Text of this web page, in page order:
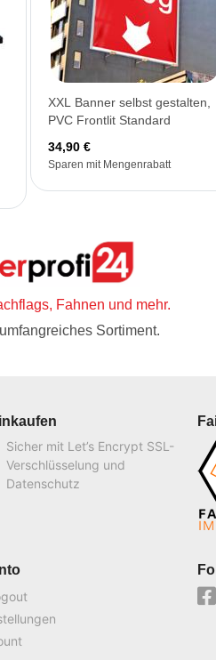
XXL Banner selbst gestalten,
PVC Frontlit Standard
34,90 €
Sparen mit Mengenrabatt
Fahnen und mehr.
Sortiment.
Sicher mit Let’s Encrypt SSL-
Verschlüsselung und
Datenschutz